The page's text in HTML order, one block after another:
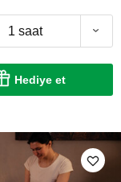
1 saat
Hediye et